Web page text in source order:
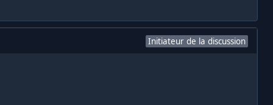
Initiateur de la discussion